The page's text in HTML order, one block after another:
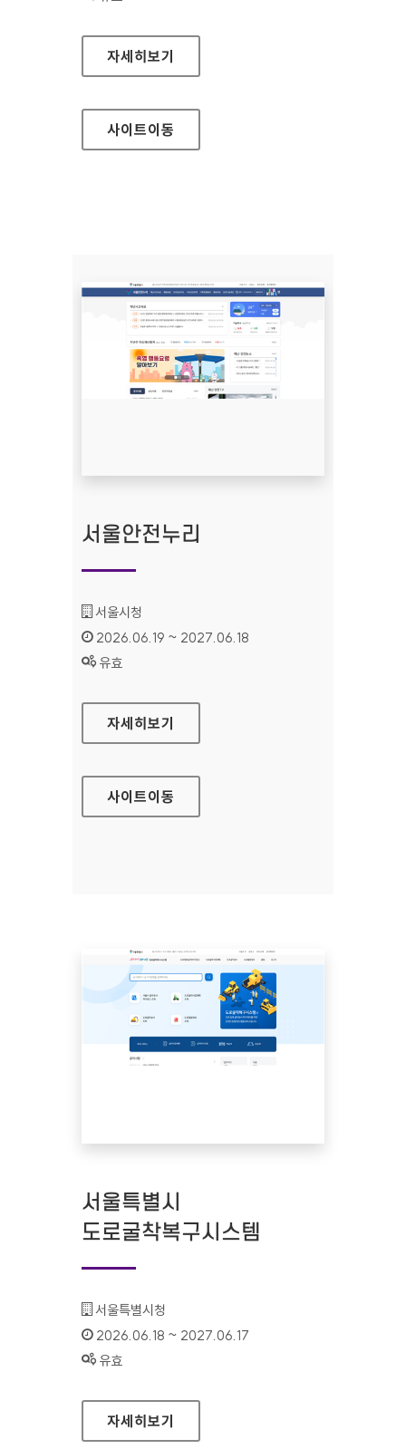
(사)한국장애인단체총연합회 한국정보접근성인
자세히보기
사이트이동
서울안전누리
기관명 :
서울시청
인증기간 :
2026.06.19 ~ 2027.06.18
상태 :
유효
서울안전누리
자세히보기
사이트이동
서울특별시
도로굴착복구시스템
기관명 :
서울특별시청
인증기간 :
2026.06.18 ~ 2027.06.17
상태 :
유효
서울특별시 도로굴착복구시스템
자세히보기